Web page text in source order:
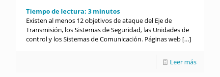
Tiempo de lectura: 3 minutos
Existen al menos 12 objetivos de ataque del Eje de
Transmisión, los Sistemas de Seguridad, las Unidades de
control y los Sistemas de Comunicación. Páginas web […]
Leer más